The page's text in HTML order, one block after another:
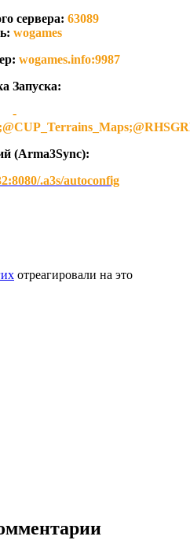
сервера: 63089
wogames
wogames.info:9987
Запуска:
-
(Arma3Synс):
.a3s/autoconfig
отреагировали на это